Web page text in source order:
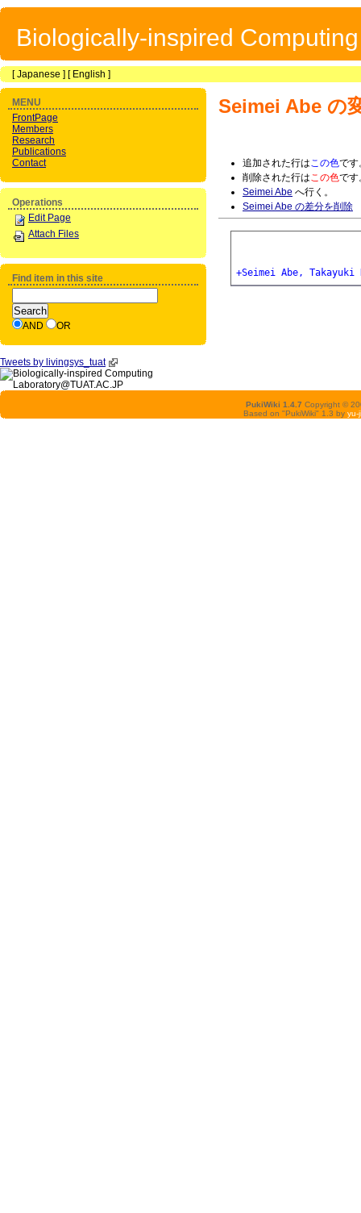
Biologically-inspired
[Japanese ] [ English ]
Seimei Abe の
追加された行はこの色です
削除された行はこの色です
Seimei Abe へ行く。
Seimei Abe の差分を削除
+Seimei Abe,
MENU
FrontPage
Members
Research
Publications
Contact
Operations
Edit Page
Attach Files
Find item in this site
AND OR
Tweets by livingsys_tuat
PukiWiki 1.4.7 Copyright ©
Based on "PukiWiki" 1.3 by yu-ji